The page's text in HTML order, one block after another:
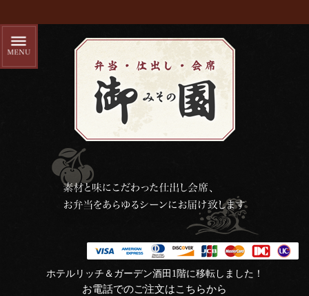
ホテルリッチ＆ガーデン酒田1階に移転しました！
お電話でのご注文はこちらから